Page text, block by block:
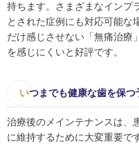
持ちます。さまざまなインプ
とされた症例にも対応可能な
だけ感じさせない「無痛治療
を感じにくいと好評です。
いつまでも健康な歯を保つ
治療後のメインテナンスは、
に維持するために大変重要で